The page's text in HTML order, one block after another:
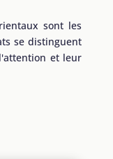
sont les
se distinguent
et leur